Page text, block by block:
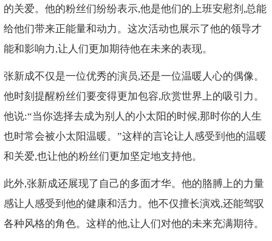
的关爱。他的粉丝们纷纷表示,他是他们的上班安慰剂,总能
给他们带来正能量和动力。这次活动也展示了他的领导才
能和影响力,让人们更加期待他在未来的表现。
张新成不仅是一位优秀的演员,还是一位温暖人心的偶像。
他时刻提醒粉丝们要变得更加包容,欣赏世界上的吸引力。
他说:“当你选择去成为别人的小太阳的时候,那时你的人生
也时常会被小太阳温暖。”这样的言论让人感受到他的温暖
和关爱,也让他的粉丝们更加坚定地支持他。
此外,张新成还展现了自己的多面才华。他的胳膊上的力量
感让人感受到他的健康和活力。他不仅擅长演戏,还能驾驭
各种风格的角色。这样的他,让人们对他的未来充满期待。